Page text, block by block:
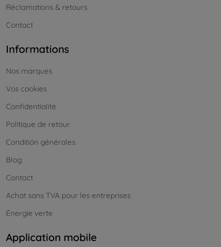
Réclamations & retours
Contact
Informations
Nos marques
Vos cookies
Confidentialité
Politique de retour
Conditión générales
Blog
Contact
Achat sans TVA pour les entreprises
Énergie verte
Application mobile